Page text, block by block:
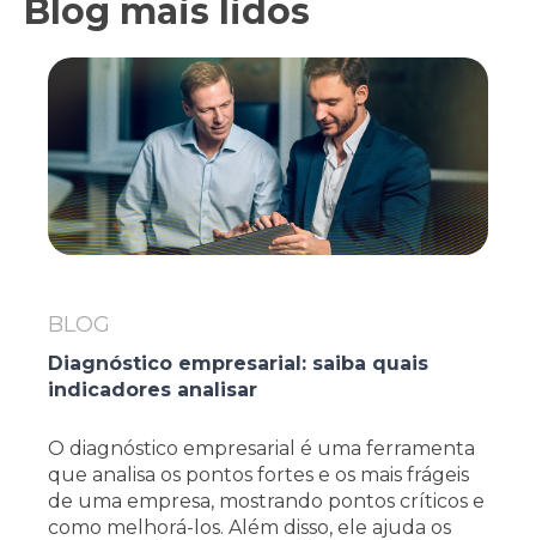
Blog mais lidos
BLOG
Diagnóstico empresarial: saiba quais
indicadores analisar
O diagnóstico empresarial é uma ferramenta
que analisa os pontos fortes e os mais frágeis
de uma empresa, mostrando pontos críticos e
como melhorá-los. Além disso, ele ajuda os